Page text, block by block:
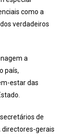
como a
verdadeiros
a
país,
estar das
de
directores-gerais